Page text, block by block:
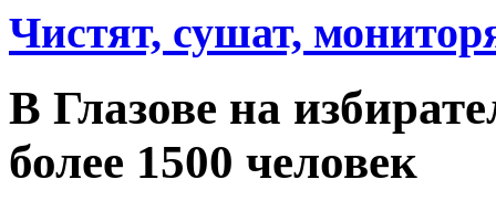
Чистят, сушат,
В Глазове на
более 1500 человек